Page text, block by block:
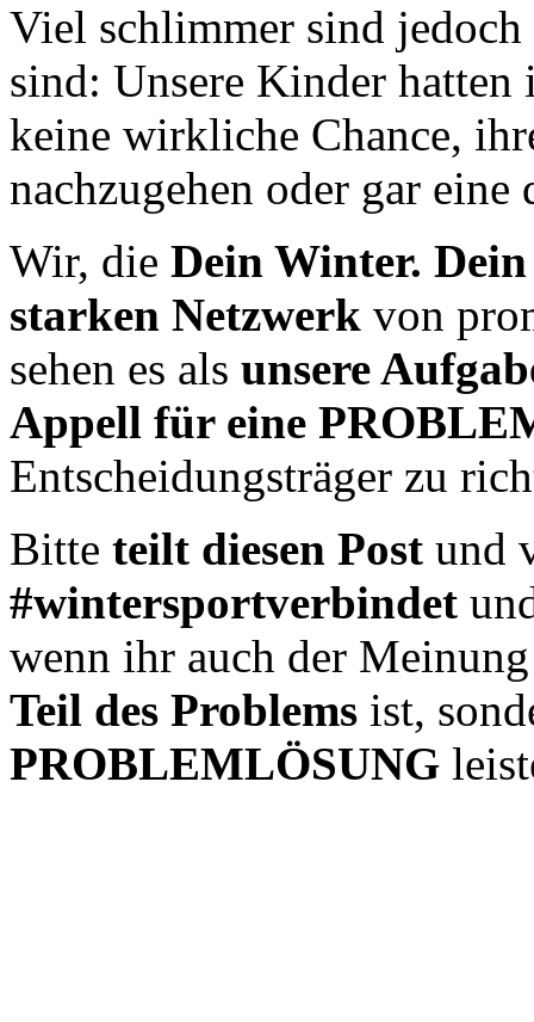
Viel schlimmer sind
sind: Unsere Kinder hatten
keine wirkliche Chance,
nachzugehen oder gar
Wir, die Dein Winter.
starken Netzwerk von
sehen es als unsere
Appell für eine
Entscheidungsträger zu
Bitte teilt diesen Post und
#wintersportverbindet
wenn ihr auch der
Teil des Problems ist,
PROBLEMLÖSUNG